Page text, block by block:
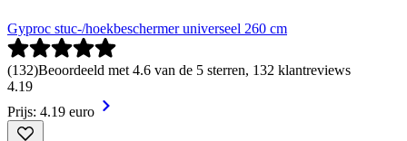
Gyproc stuc-/hoekbeschermer universeel 260 cm
(132)Beoordeeld met 4.6 van de 5 sterren, 132 klantreviews
4.19
Prijs: 4.19 euro